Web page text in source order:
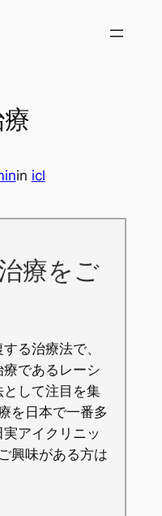
in icl
療をご
る治療法で、
であるレーシ
として注目を集
を日本で一番多
アイクリニッ
興味がある方は